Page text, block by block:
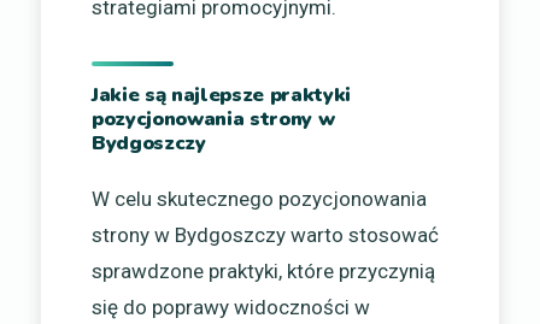
strategiami promocyjnymi.
Jakie są najlepsze praktyki
pozycjonowania strony w
Bydgoszczy
W celu skutecznego pozycjonowania
strony w Bydgoszczy warto stosować
sprawdzone praktyki, które przyczynią
się do poprawy widoczności w